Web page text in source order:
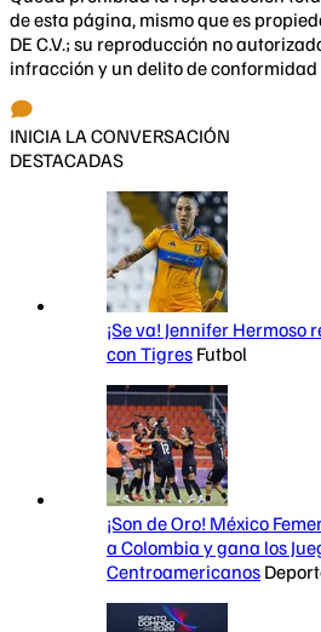
de esta página, mismo que es
DE C.V.; su reproducción no
infracción y un delito de
INICIA LA CONVERSACIÓN
DESTACADAS
¡Se va! Jennifer Hermoso
con Tigres Futbol
¡Son de Oro! México
a Colombia y gana los
Centroamericanos